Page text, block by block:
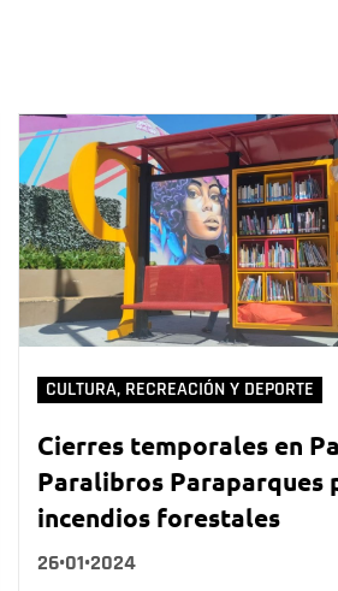
CULTURA, RECREACIÓN Y DEPORTE
Cierres temporales en
Paralibros Paraparques
incendios forestales
26•01•2024